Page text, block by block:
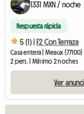
1331 MXN / noche
Respuesta rápida
5 (1) | F2 Con Terraza
Casa entera | Meaux
2 pers. | Mínimo 2 noches
Ver